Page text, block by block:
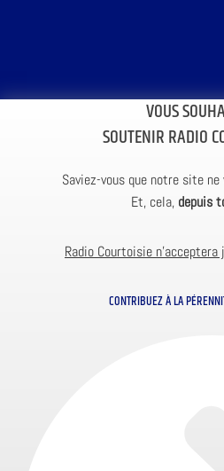
VOUS
SOUTENIR RADIO
Saviez-vous que notre site
Et, cela, depuis
Radio Courtoisie
CONTRIBUEZ À LA